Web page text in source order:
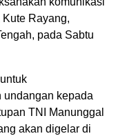
Rayang,
pada Sabtu
undangan kepada
TNI Manunggal
akan digelar di